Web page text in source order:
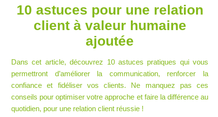
10 astuces pour une relation
client à valeur humaine
ajoutée
Dans cet article, découvrez 10 astuces pratiques qui vous
permettront d’améliorer la communication, renforcer la
confianceet fidéliser vos clients. Ne manquez pas ces
conseils pouroptimiservotre approche et faire la différence au
quotidien, pour une relation client réussie !